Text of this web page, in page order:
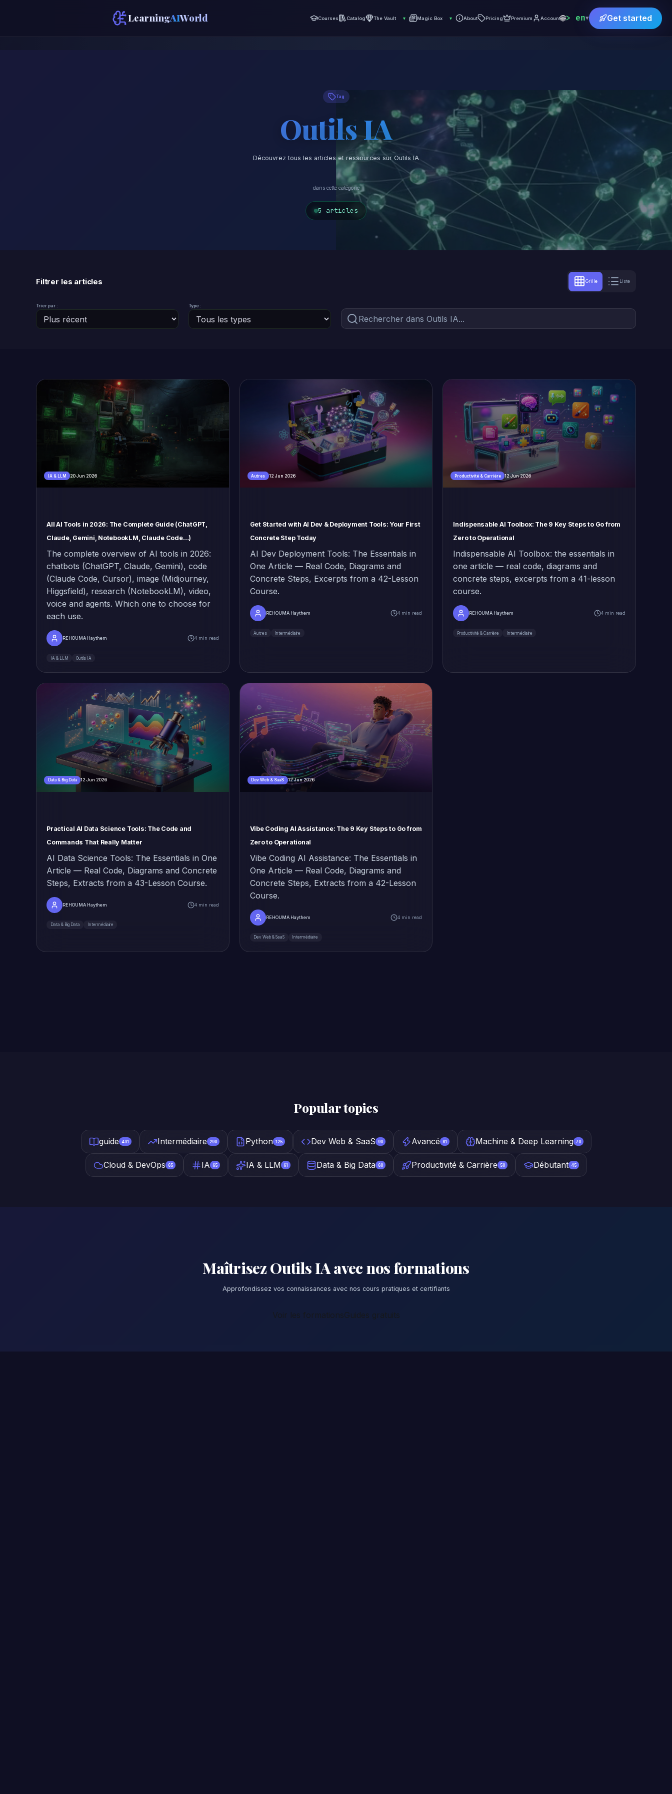
LearningAIWorld Courses Catalog The Vault ▾ Magic Box ▾ About Pricing Premium Account🌐 en▾ Get started
Tag
Outils IA
Découvrez tous les articles et ressources sur Outils IA
dans cette catégorie
5 articles
Filtrer les articles Grille Liste
Trier par : Type :
IA & LLM 20 Jun 2026
All AI Tools in 2026: The Complete Guide (ChatGPT,
Claude, Gemini, NotebookLM, Claude Code…)
The complete overview of AI tools in 2026:
chatbots (ChatGPT, Claude, Gemini), code
(Claude Code, Cursor), image (Midjourney,
Higgsfield), research (NotebookLM), video,
voice and agents. Which one to choose for
each use.
REHOUMA Haythem 4 min read
IA & LLM Outils IA
Autres 12 Jun 2026
Get Started with AI Dev & Deployment Tools: Your First
Concrete Step Today
AI Dev Deployment Tools: The Essentials in
One Article — Real Code, Diagrams and
Concrete Steps, Excerpts from a 42-Lesson
Course.
REHOUMA Haythem 4 min read
Autres Intermédiaire
Productivité & Carrière 12 Jun 2026
Indispensable AI Toolbox: The 9 Key Steps to Go from
Zero to Operational
Indispensable AI Toolbox: the essentials in
one article — real code, diagrams and
concrete steps, excerpts from a 41-lesson
course.
REHOUMA Haythem 4 min read
Productivité & Carrière Intermédiaire
Data & Big Data 12 Jun 2026
Practical AI Data Science Tools: The Code and
Commands That Really Matter
AI Data Science Tools: The Essentials in One
Article — Real Code, Diagrams and Concrete
Steps, Extracts from a 43-Lesson Course.
REHOUMA Haythem 4 min read
Data & Big Data Intermédiaire
Dev Web & SaaS 12 Jun 2026
Vibe Coding AI Assistance: The 9 Key Steps to Go from
Zero to Operational
Vibe Coding AI Assistance: The Essentials in
One Article — Real Code, Diagrams and
Concrete Steps, Extracts from a 42-Lesson
Course.
REHOUMA Haythem 4 min read
Dev Web & SaaS Intermédiaire
Popular topics
guide 431 Intermédiaire 290 Python 125 Dev Web & SaaS 90 Avancé 81 Machine & Deep Learning 70
Cloud & DevOps 65 IA 65 IA & LLM 61 Data & Big Data 60 Productivité & Carrière 50 Débutant 45
Maîtrisez Outils IA avec nos formations
Approfondissez vos connaissances avec nos cours pratiques et certifiants
Voir les formationsGuides gratuits